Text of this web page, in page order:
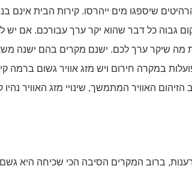
שיספגו מים ייהרסו. קירות הבית אינם
גבוה כל דבר שהוא יקר ערך עבורכם. אם יש
מה שיקר ערך לכם. ישנם מקרים בהם ישנה
במקרה חירום ויש מזג אוויר גשום ברמה
האוויר המתמשך, שינויי מזג האוויר
ברוב המקרים הסיבה הכי שכיחה היא